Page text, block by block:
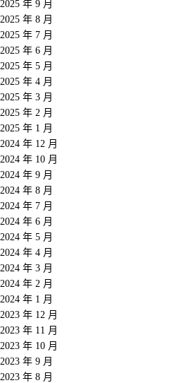
2025 年 9 月
2025 年 8 月
2025 年 7 月
2025 年 6 月
2025 年 5 月
2025 年 4 月
2025 年 3 月
2025 年 2 月
2025 年 1 月
2024 年 12 月
2024 年 10 月
2024 年 9 月
2024 年 8 月
2024 年 7 月
2024 年 6 月
2024 年 5 月
2024 年 4 月
2024 年 3 月
2024 年 2 月
2024 年 1 月
2023 年 12 月
2023 年 11 月
2023 年 10 月
2023 年 9 月
2023 年 8 月